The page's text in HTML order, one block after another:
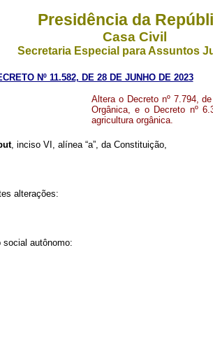
Presidência da
Casa Civil
Secretaria Especial para Assuntos
Nº 11.582, DE 28 DE JUNHO DE 2023
Altera o Decreto nº 7.794,
Orgânica, e o Decreto nº
agricultura orgânica.
, inciso VI, alínea “a”, da Constituição,
alterações:
social autônomo: